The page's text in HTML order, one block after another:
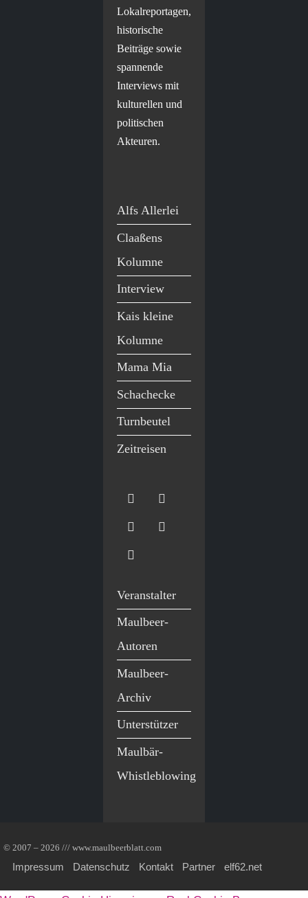
Lokalreportagen,
historische
Beiträge sowie
spannende
Interviews mit
kulturellen und
politischen
Akteuren.
Alfs Allerlei
Claaßens
Kolumne
Interview
Kais kleine
Kolumne
Mama Mia
Schachecke
Turnbeutel
Zeitreisen
Veranstalter
Maulbeer-
Autoren
Maulbeer-
Archiv
Unterstützer
Maulbär-
Whistleblowing
© 2007 – 2026 /// www.maulbeerblatt.com
Impressum Datenschutz Kontakt Partner elf62.net